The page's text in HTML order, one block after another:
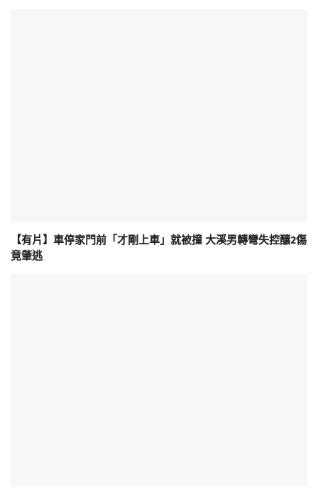
【有片】車停家門前「才剛上車」就被撞 大溪男轉彎失控釀2傷
竟肇逃